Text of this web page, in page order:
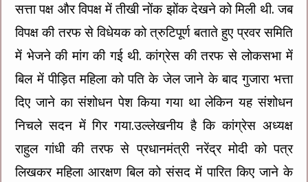
सत्ता पक्ष और विपक्ष में तीखी नोंक झोंक देखने को मिली थी. जब
विपक्ष की तरफ से विधेयक को त्रुटिपूर्ण बताते हुए प्रवर समिति
में भेजने की मांग की गई थी. कांग्रेस की तरफ से लोकसभा में
बिल में पीड़ित महिला को पति के जेल जाने के बाद गुजारा भत्ता
दिए जाने का संशोधन पेश किया गया था लेकिन यह संशोधन
निचले सदन में गिर गया.उल्लेखनीय है कि कांग्रेस अध्यक्ष
राहुल गांधी की तरफ से प्रधानमंत्री नरेंद्र मोदी को पत्र
लिखकर महिला आरक्षण बिल को संसद में पारित किए जाने के